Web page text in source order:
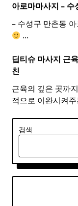
아로마마사지 – 수
– 수성구 만촌동
...
딥티슈 마사지 근
친
근육의 깊은 곳까
적으로 이완시켜
검색